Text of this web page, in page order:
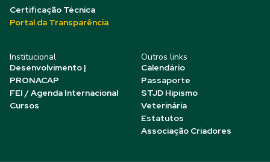
Certificação Técnica
Portal da Transparência
Institucional
Desenvolvimento |
PRONACAP
FEI / Agenda Internacional
Cursos
Outros links
Calendário
Passaporte
STJD Hipismo
Veterinária
Estatutos
Associação Criadores